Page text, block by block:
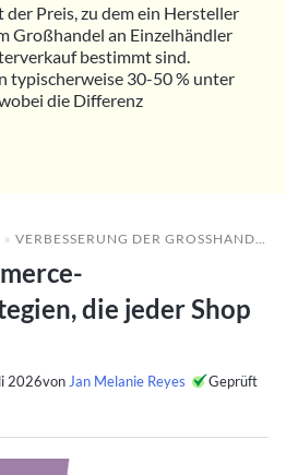
Preis, zu dem ein Hersteller
Großhandel an Einzelhändler
bestimmt sind.
typischerweise 30-50 % unter
die Differenz
» VERBESSERUNG DER GROSSHANDELSLEISTUNG
die jeder Shop
2026von Jan Melanie Reyes
Geprüft